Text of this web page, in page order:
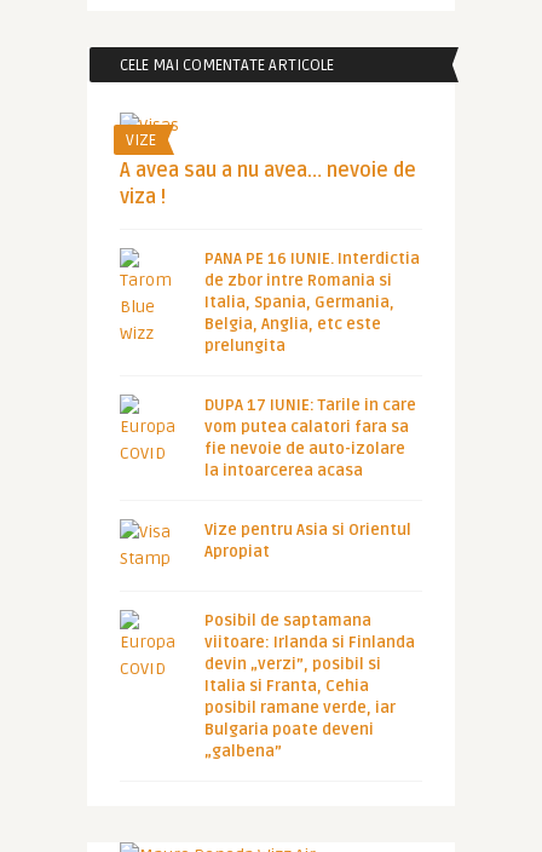
CELE MAI COMENTATE ARTICOLE
VIZE
A avea sau a nu avea… nevoie de
viza !
PANA PE 16 IUNIE. Interdictia
de zbor intre Romania si
Italia, Spania, Germania,
Belgia, Anglia, etc este
prelungita
DUPA 17 IUNIE: Tarile in care
vom putea calatori fara sa
fie nevoie de auto-izolare
la intoarcerea acasa
Vize pentru Asia si Orientul
Apropiat
Posibil de saptamana
viitoare: Irlanda si Finlanda
devin „verzi”, posibil si
Italia si Franta, Cehia
posibil ramane verde, iar
Bulgaria poate deveni
„galbena”